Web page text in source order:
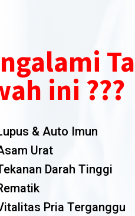
ini ???
& Auto Imun
Urat
Darah Tinggi
Pria Terganggu